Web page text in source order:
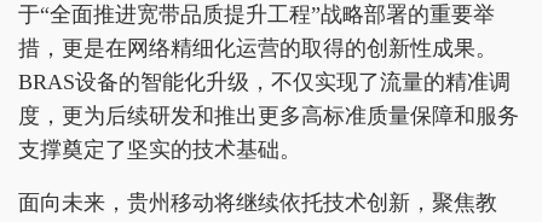
于“全面推进宽带品质提升工程”战略部署的重要举
措，更是在网络精细化运营的取得的创新性成果。
BRAS设备的智能化升级，不仅实现了流量的精准调
度，更为后续研发和推出更多高标准质量保障和服务
支撑奠定了坚实的技术基础。
面向未来，贵州移动将继续依托技术创新，聚焦教